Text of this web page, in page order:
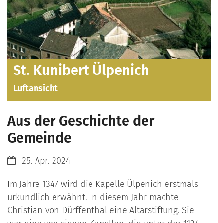
St. Kunibert Ülpenich
Luftansicht
Aus der Geschichte der
Gemeinde
Datum:25. Apr. 2024
Im Jahre 1347 wird die Kapelle Ülpenich erstmals
urkundlich erwähnt. In diesem Jahr machte
Christian von Dürffenthal eine Altarstiftung. Sie